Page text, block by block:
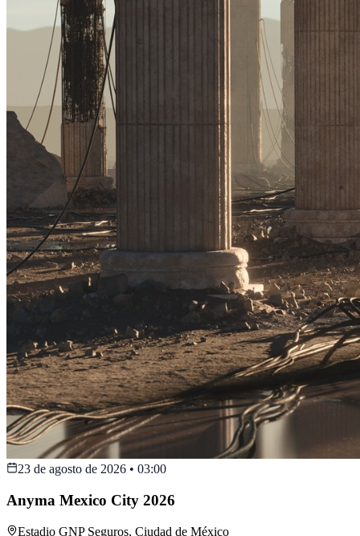
23 de agosto de 2026 • 03:00
Anyma Mexico City 2026
Estadio GNP Seguros, Ciudad de México